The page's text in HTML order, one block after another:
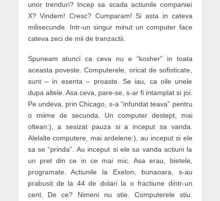
unor trenduri? Incep sa scada actiunile companiei
X? Vindem! Cresc? Cumparam! Si asta in cateva
milisecunde. Intr-un singur minut un computer face
cateva zeci de mii de tranzactii.
Spuneam atunci ca ceva nu e “kosher” in toata
aceasta poveste. Computerele, oricat de sofisticate,
sunt – in esenta – proaste. Se iau, ca oile unele
dupa altele. Asa ceva, pare-se, s-ar fi intamplat si joi.
Pe undeva, prin Chicago, s-a “infundat teava” pentru
o miime de secunda. Un computer destept, mai
oltean:), a sesizat pauza si a inceput sa vanda.
Alelalte computere, mai ardelene:), au inceput si ele
sa se “prinda”. Au inceput si ele sa vanda actiuni la
un pret din ce in ce mai mic. Asa erau, bietele,
programate. Actiunile la Exelon, bunaoara, s-au
prabusit de la 44 de dolari la o fractiune dintr-un
cent. De ce? Nimeni nu stie. Computerele stiu.